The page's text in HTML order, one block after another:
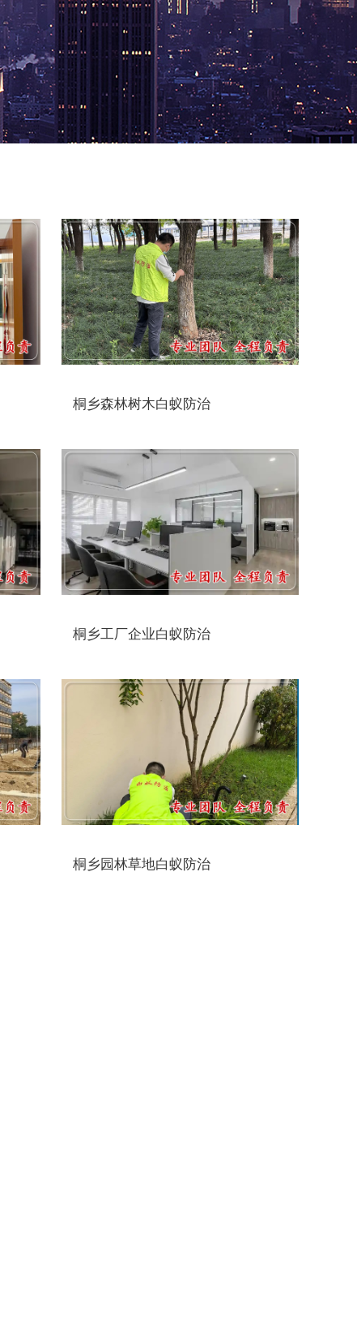
桐乡森林树木白蚁防治
桐乡工厂企业白蚁防治
桐乡园林草地白蚁防治